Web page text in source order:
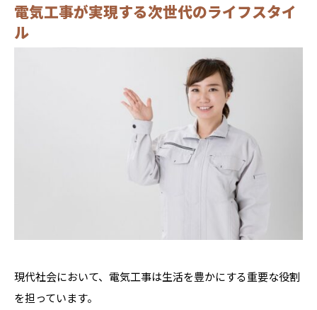
電気工事が実現する次世代のライフスタイ
ル
現代社会において、電気工事は生活を豊かにする重要な役割
を担っています。